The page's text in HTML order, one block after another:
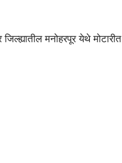
मनोहरपूर येथे मोटारीत